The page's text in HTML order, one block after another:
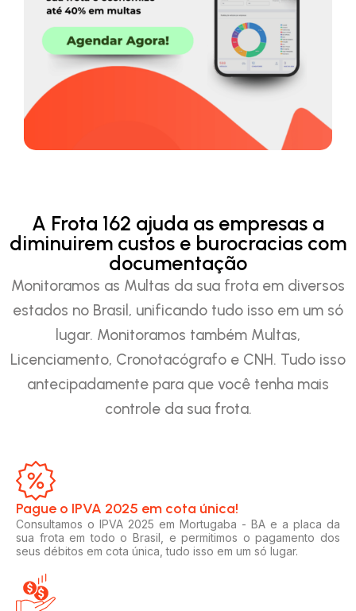
A Frota 162 ajuda as empresas a
diminuirem custos e burocracias com
documentação
Monitoramos as Multas da sua frota em diversos
estados no Brasil, unificando tudo isso em um só
lugar. Monitoramos também Multas,
Licenciamento, Cronotacógrafo e CNH. Tudo isso
antecipadamente para que você tenha mais
controle da sua frota.
Pague o IPVA 2025 em cota única!​
Consultamos o IPVA 2025 em Mortugaba - BA e a placa da
sua frota em todo o Brasil, e permitimos o pagamento dos
seus débitos em cota única, tudo isso em um só lugar.